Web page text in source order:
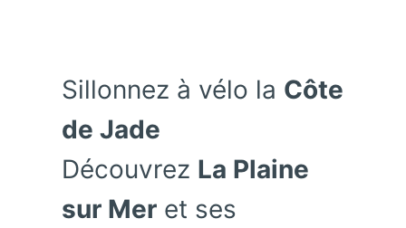
Sillonnez à vélo la Côte
de Jade
Découvrez La Plaine
sur Meret ses